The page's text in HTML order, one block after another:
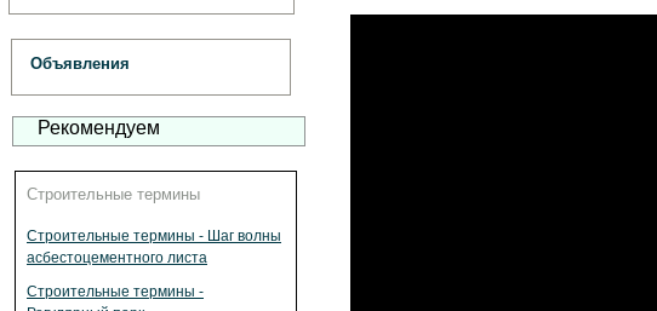
Объявления
Рекомендуем
Строительные термины
Строительные термины - Шаг волны
асбестоцементного листа
Строительные термины -